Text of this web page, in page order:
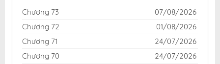
Chương 73
07/08/2026
Chương 72
01/08/2026
Chương 71
24/07/2026
Chương 70
24/07/2026